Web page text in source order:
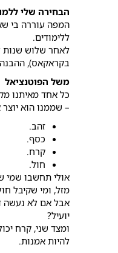
הבחירה שלי
המפה עוררה בי
ללימודים.
לאחר שלוש שנות
בקראקאס),
משל הפוטנציאל
כל אחד מאיתנו
– שממנו הוא יוצר
זהב.
כסף.
קרח.
חול.
אולי תחשבו שמי
מזל, ומי שקיבל
אבל אם לא נעשה
יועיל?
ומצד שני, קרח
להיות אמנות.